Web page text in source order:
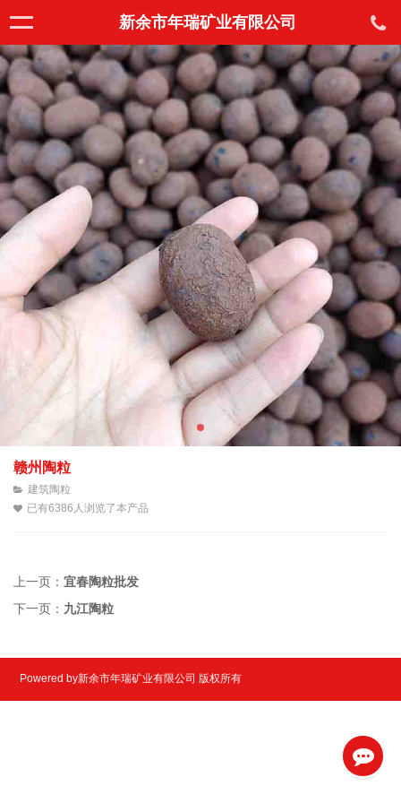
新余市年瑞矿业有限公司
赣州陶粒
建筑陶粒
已有6386人浏览了本产品
上一页： 宜春陶粒批发
下一页： 九江陶粒
Powered by新余市年瑞矿业有限公司 版权所有